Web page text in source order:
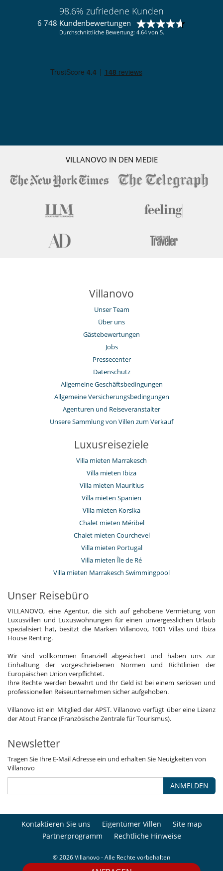
98.6% zufriedene Kunden
6 748 Kundenbewertungen
Durchschnittliche Bewertung: 4.64 von 5.
VILLANOVO IN DEN MEDIE
Villanovo
Unser Team
Über uns
Gästebewertungen
Jobs
Pressecenter
Datenschutz
Allgemeine Geschäftsbedingungen
Allgemeine Versicherungsbedingungen
Agenturen und Reiseveranstalter
Unsere Sammlung von Villen zum Verkauf
Luxusreiseziele
Villa mieten Marrakesch
Villa mieten Ibiza
Villa mieten Mauritius
Villa mieten Spanien
Villa mieten Korsika
Chalet mieten Méribel
Chalet mieten Courchevel
Villa mieten Portugal
Villa mieten Île de Ré
Villa mieten Marrakesch Swimmingpool
Unser Reisebüro
VILLANOVO, eine Agentur, die sich auf gehobene Vermietung von
Luxusvillen und Luxuswohnungen für einen unvergesslichen Urlaub
spezialisiert hat, besitzt die Marken Villanovo, 1001 Villas und Ibiza
House Renting.
Wir sind vollkommen finanziell abgesichert und haben uns zur
Einhaltung der vorgeschriebenen Normen und Richtlinien der
Europäischen Union verpflichtet.
Ihre Rechte werden bewahrt und Ihr Geld ist bei einem seriösen und
professionellen Reiseunternehmen sicher aufgehoben.
Villanovo ist ein Mitglied der APST. Villanovo verfügt über eine Lizenz
der Atout France (Französische Zentrale für Tourismus).
Newsletter
Tragen Sie Ihre E-Mail Adresse ein und erhalten Sie Neuigkeiten von
Villanovo
ANMELDEN
Kontaktieren Sie uns Eigentümer Villen
Site map
Partnerprogramm
Rechtliche Hinweise
© 2026 Villanovo - Alle Rechte vorbehalten